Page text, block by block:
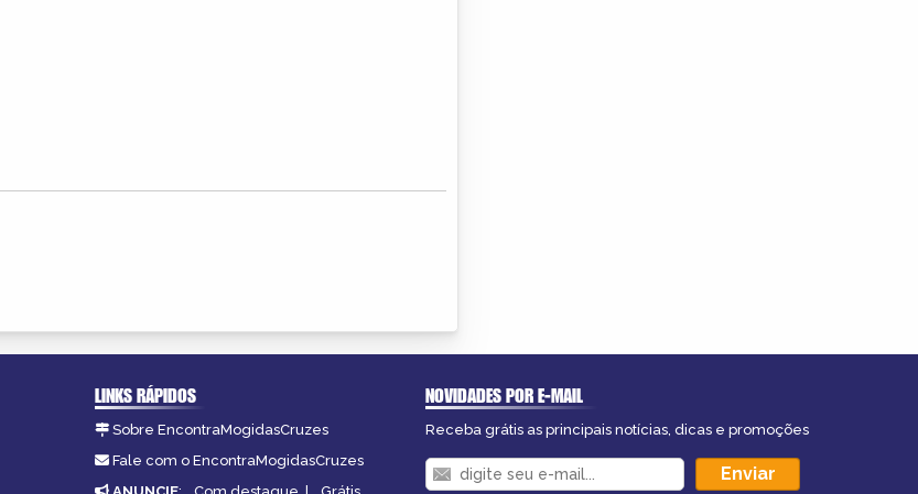
LINKS RÁPIDOS
Sobre EncontraMogidasCruzes
Fale com o EncontraMogidasCruzes
NOVIDADES POR E-MAIL
Receba grátis as principais notícias, dicas e promoções